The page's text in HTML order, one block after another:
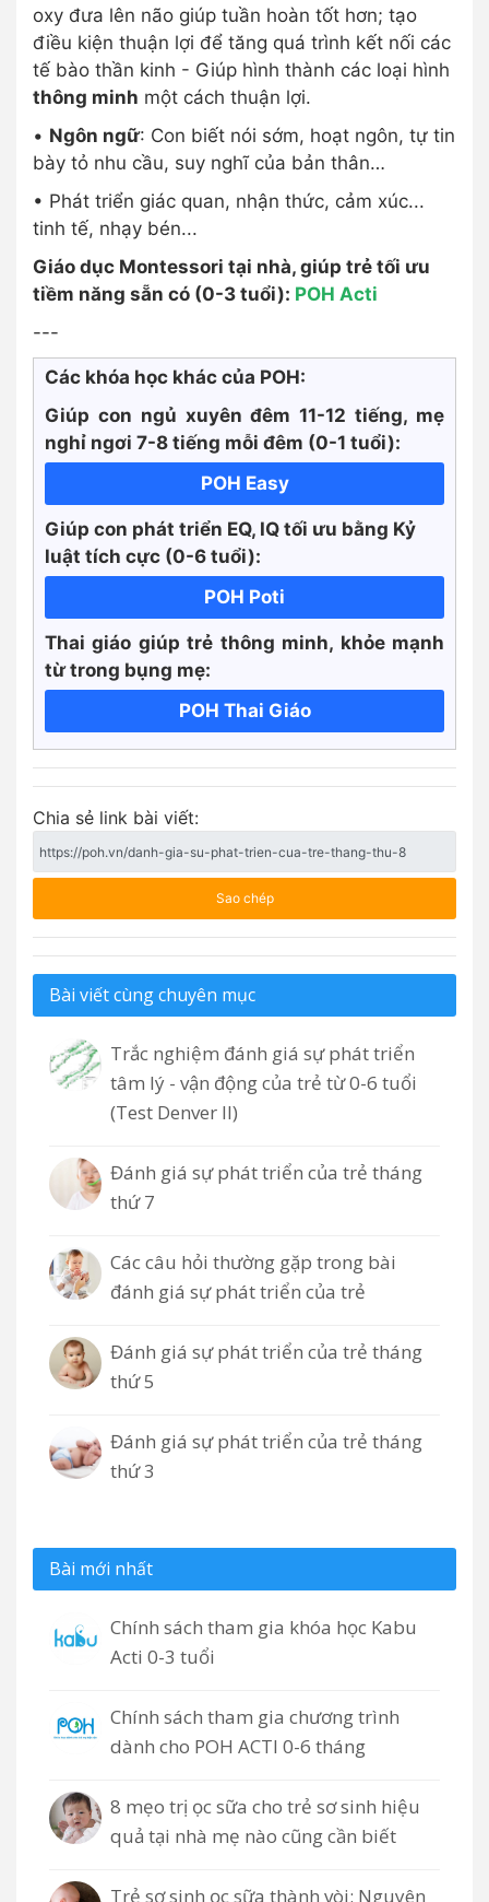
oxy đưa lên não giúp tuần hoàn tốt hơn; tạo
điều kiện thuận lợi để tăng quá trình kết nối các
tế bào thần kinh - Giúp hình thành các loại hình
thông minh một cách thuận lợi.
• Ngôn ngữ: Con biết nói sớm, hoạt ngôn, tự tin
bày tỏ nhu cầu, suy nghĩ của bản thân…
• Phát triển giác quan, nhận thức, cảm xúc...
tinh tế, nhạy bén...
Giáo dục Montessori tại nhà, giúp trẻ tối ưu
tiềm năng sẵn có (0-3 tuổi): POH Acti
---
Các khóa học khác của POH:
Giúp con ngủ xuyên đêm 11-12 tiếng, mẹ
nghỉ ngơi 7-8 tiếng mỗi đêm (0-1 tuổi):
POH Easy
Giúp con phát triển EQ, IQ tối ưu bằng Kỷ
luật tích cực (0-6 tuổi):
POH Poti
Thai giáo giúp trẻ thông minh, khỏe mạnh
từ trong bụng mẹ:
POH Thai Giáo
Chia sẻ link bài viết:
Sao chép
Bài viết cùng chuyên mục
Trắc nghiệm đánh giá sự phát triển
tâm lý - vận động của trẻ từ 0-6 tuổi
(Test Denver II)
Đánh giá sự phát triển của trẻ tháng
thứ 7
Các câu hỏi thường gặp trong bài
đánh giá sự phát triển của trẻ
Đánh giá sự phát triển của trẻ tháng
thứ 5
Đánh giá sự phát triển của trẻ tháng
thứ 3
Bài mới nhất
Chính sách tham gia khóa học Kabu
Acti 0-3 tuổi
Chính sách tham gia chương trình
dành cho POH ACTI 0-6 tháng
8 mẹo trị ọc sữa cho trẻ sơ sinh hiệu
quả tại nhà mẹ nào cũng cần biết
Trẻ sơ sinh ọc sữa thành vòi: Nguyên